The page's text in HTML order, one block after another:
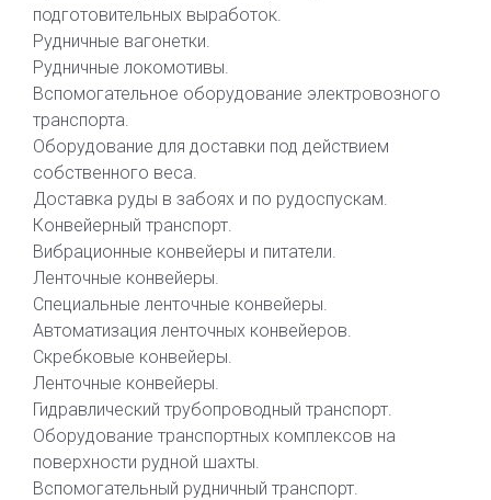
подготовительных выработок.
Рудничные вагонетки.
Рудничные локомотивы.
Вспомогательное оборудование электровозного
транспорта.
Оборудование для доставки под действием
собственного веса.
Доставка руды в забоях и по рудоспускам.
Конвейерный транспорт.
Вибрационные конвейеры и питатели.
Ленточные конвейеры.
Специальные ленточные конвейеры.
Автоматизация ленточных конвейеров.
Скребковые конвейеры.
Ленточные конвейеры.
Гидравлический трубопроводный транспорт.
Оборудование транспортных комплексов на
поверхности рудной шахты.
Вспомогательный рудничный транспорт.